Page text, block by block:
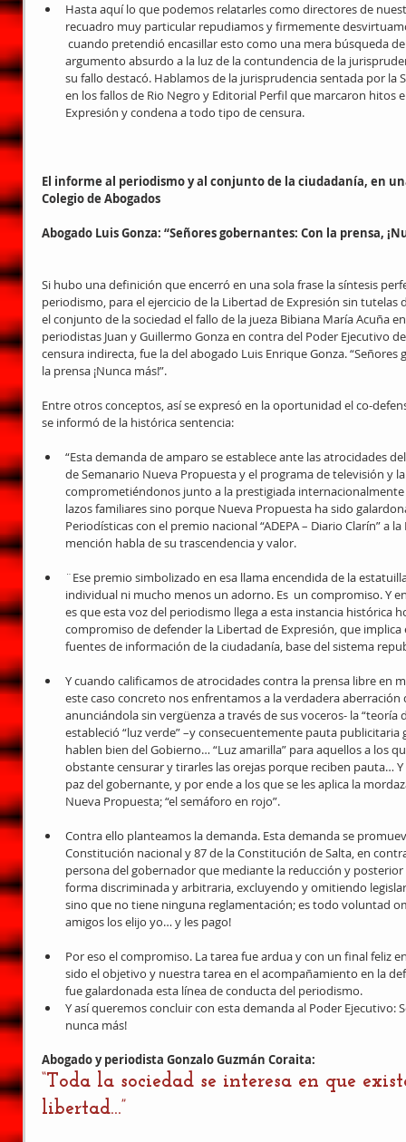
Hasta aquí lo que podemos relatarles como directores de
recuadro muy particular repudiamos y firmemente
cuando pretendió encasillar esto como una mera búsqueda
argumento absurdo a la luz de la contundencia de la
su fallo destacó. Hablamos de la jurisprudencia sentada por la
en los fallos de Rio Negro y Editorial Perfil que marcaron hitos
Expresión y condena a todo tipo de censura.
El informe al periodismo y al conjunto de la ciudadanía, en
Colegio de Abogados
Abogado Luis Gonza: “Señores gobernantes: Con la prensa,
Si hubo una definición que encerró en una sola frase la síntesis
periodismo, para el ejercicio de la Libertad de Expresión sin
el conjunto de la sociedad el fallo de la jueza Bibiana María Acuña
periodistas Juan y Guillermo Gonza en contra del Poder Ejecutivo
censura indirecta, fue la del abogado Luis Enrique Gonza.
la prensa ¡Nunca más!”.
Entre otros conceptos, así se expresó en la oportunidad el co-
se informó de la histórica sentencia:
“Esta demanda de amparo se establece ante las atrocidades
de Semanario Nueva Propuesta y el programa de televisión y la
comprometiéndonos junto a la prestigiada
lazos familiares sino porque Nueva Propuesta ha sido
Periodísticas con el premio nacional “ADEPA – Diario Clarín” a
mención habla de su trascendencia y valor.
¨Ese premio simbolizado en esa llama encendida de la
individual ni mucho menos un adorno. Es  un compromiso. Y
es que esta voz del periodismo llega a esta instancia histórica
compromiso de defender la Libertad de Expresión, que
fuentes de información de la ciudadanía, base del sistema
Y cuando calificamos de atrocidades contra la prensa libre en
este caso concreto nos enfrentamos a la verdadera
anunciándola sin vergüenza a través de sus voceros- la
estableció “luz verde” –y consecuentemente pauta publicitaria
hablen bien del Gobierno… “Luz amarilla” para aquellos a los
obstante censurar y tirarles las orejas porque reciben pauta…
paz del gobernante, y por ende a los que se les aplica la
Nueva Propuesta; “el semáforo en rojo”.
Contra ello planteamos la demanda. Esta demanda se
Constitución nacional y 87 de la Constitución de Salta, en
persona del gobernador que mediante la reducción y
forma discriminada y arbitraria, excluyendo y omitiendo
sino que no tiene ninguna reglamentación; es todo voluntad
amigos los elijo yo… y les pago!
Por eso el compromiso. La tarea fue ardua y con un final feliz
sido el objetivo y nuestra tarea en el acompañamiento en la
fue galardonada esta línea de conducta del periodismo.
Y así queremos concluir con esta demanda al Poder Ejecutivo:
nunca más!
Abogado y periodista Gonzalo Guzmán Coraita:
“Toda la sociedad se interesa en que
libertad…”